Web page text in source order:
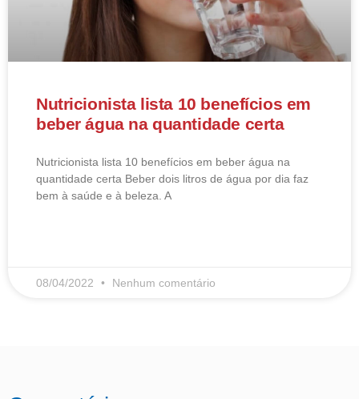
Nutricionista lista 10 benefícios em
beber água na quantidade certa
Nutricionista lista 10 benefícios em beber água na
quantidade certa Beber dois litros de água por dia faz
bem à saúde e à beleza. A
08/04/2022 Nenhum comentário